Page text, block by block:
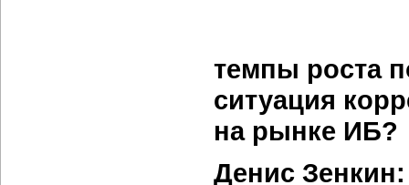
темпы роста
ситуация
на рынке ИБ?
Денис